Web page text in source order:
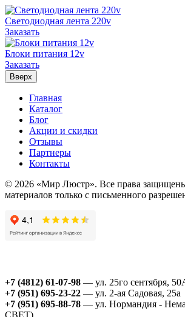
Cветодиодная лента 220v
Заказать
Блоки питания 12v
Заказать
Вверх
Главная
Каталог
Блог
Акции и скидки
Отзывы
Партнеры
Контакты
© 2026 «Мир Люстр». Все права
материалов только с письменного
+7 (4812) 61-07-98 — ул. 25го сентября,
+7 (951) 695-23-22 — ул. 2-ая Садовая, 25а
+7 (951) 695-88-78 — ул. Нормандия -
СВЕТ)